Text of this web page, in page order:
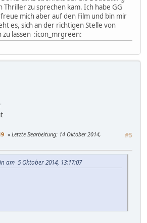
Thriller zu sprechen kam. Ich habe GG
mich aber auf den Film und bin mir
es, sich an der richtigen Stelle von
zu lassen :icon_mrgreen:
#5
Letzte Bearbeitung: 14 Oktober 2014,
am 5 Oktober 2014, 13:17:07